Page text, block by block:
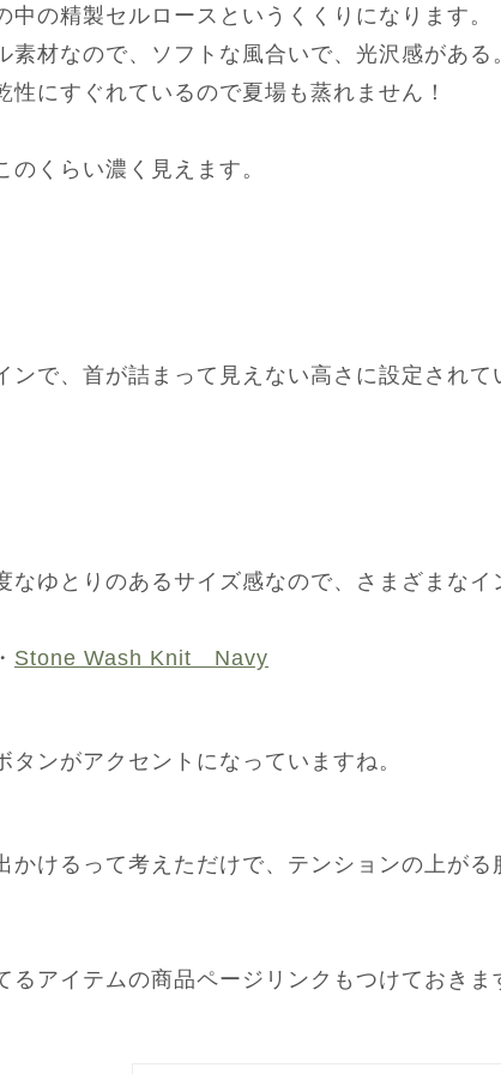
中の精製セルロースというくくりになります。
素材なので、ソフトな風合いで、光沢感がある
性にすぐれているので夏場も蒸れません！
くらい濃く見えます。
ンで、首が詰まって見えない高さに設定されて
なゆとりのあるサイズ感なので、さまざまなイ
Stone Wash Knit Navy
タンがアクセントになっていますね。
かけるって考えただけで、テンションの上がる
アイテムの商品ページリンクもつけておきま